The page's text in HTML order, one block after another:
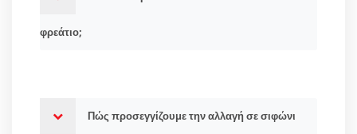
φρεάτιο;
Πώς προσεγγίζουμε την αλλαγή σε σιφώνι